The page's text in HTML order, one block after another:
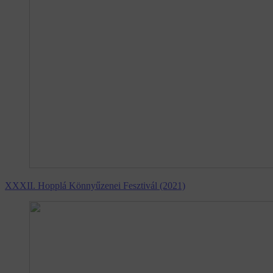
XXXII. Hopplá Könnyűzenei Fesztivál (2021)